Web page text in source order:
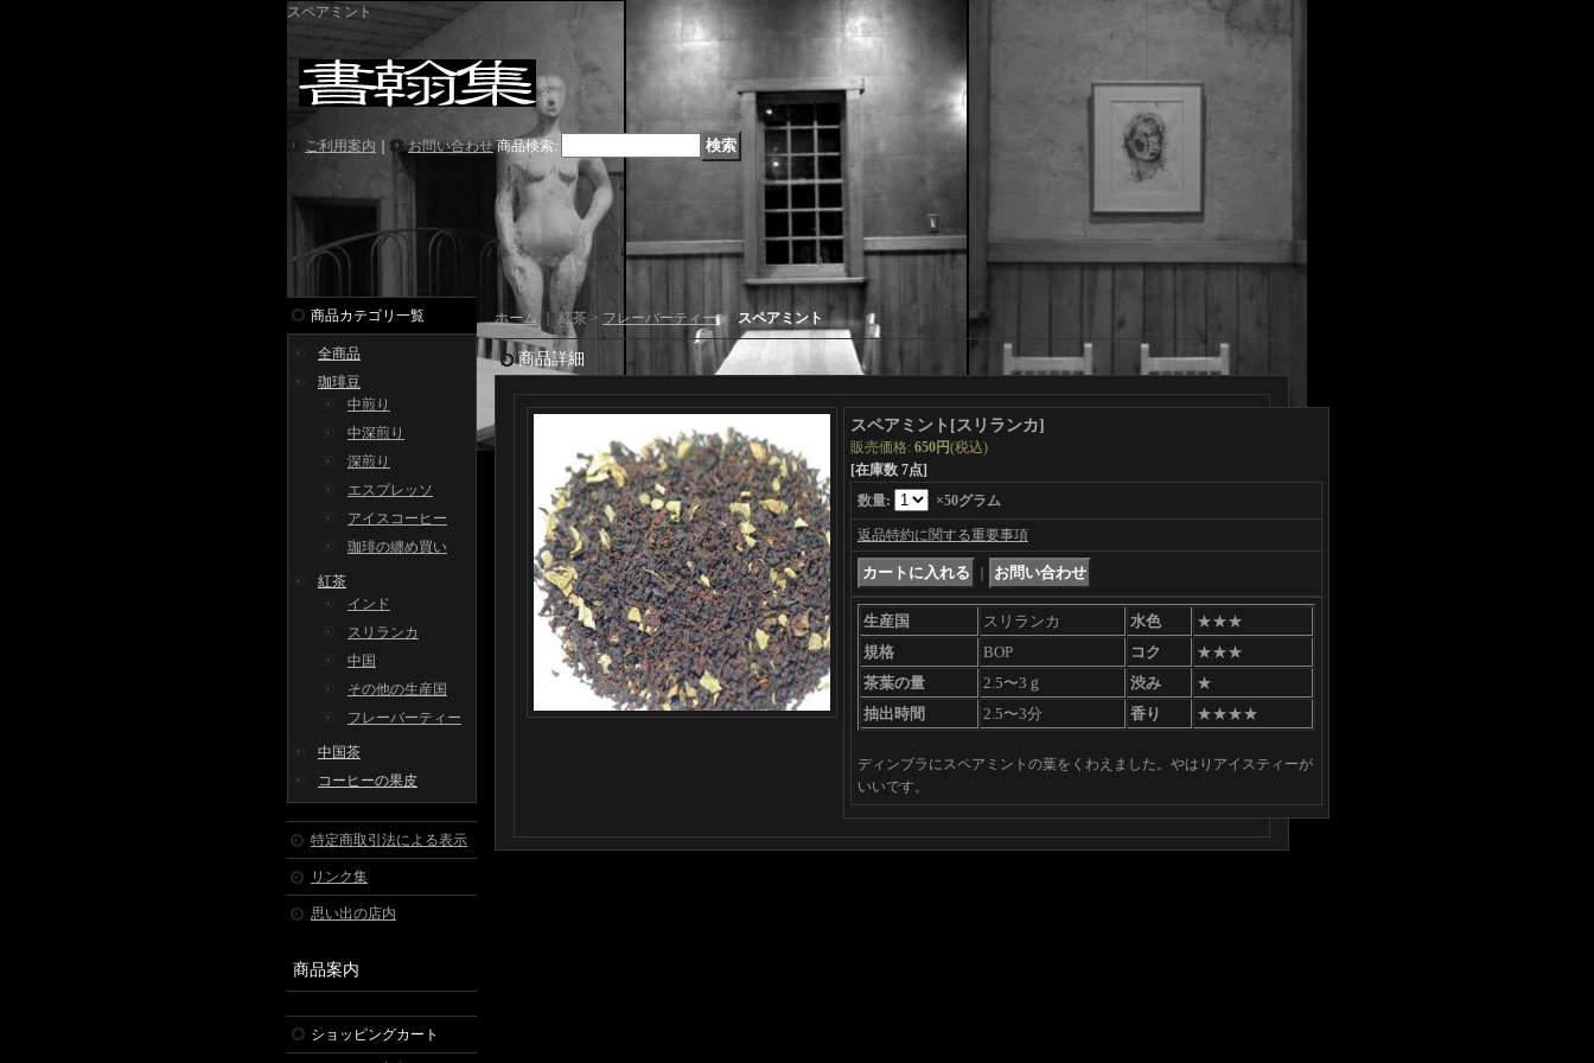
スペアミント
ご利用案内 お問い合わせ 商品検索:
商品カテゴリ一覧
全商品
珈琲豆
中煎り
中深煎り
深煎り
エスプレッソ
アイスコーヒー
珈琲の纏め買い
紅茶
インド
スリランカ
中国
その他の生産国
フレーバーティー
中国茶
コーヒーの果皮
特定商取引法による表示
リンク集
思い出の店内
商品案内
ショッピングカート
ホーム ｜ 紅茶 > フレーバーティー｜ スペアミント
商品詳細
スペアミント [スリランカ]
販売価格: 650円(税込)
[在庫数 7点]
数量: ×50グラム
返品特約に関する重要事項
生産国 スリランカ 水色
★★★
規格
BOP コク
★★★
茶葉の量
2.5〜3ｇ 渋み
★
抽出時間
2.5〜3分 香り ★★★★
ディンブラにスペアミントの葉をくわえました。やはりアイスティーが
いいです。